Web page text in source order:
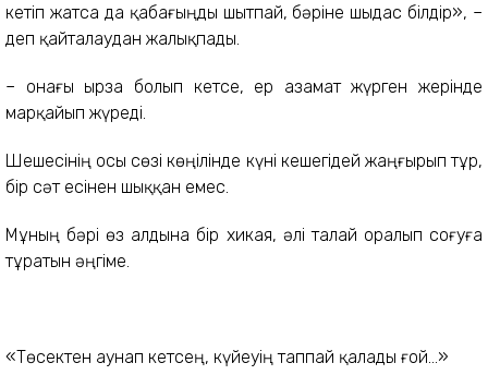
кетіп жатса да қабағыңды шытпай, бәріне шыдас білдір», –
деп қайталаудан жалықпады.
– Қонағы ырза болып кетсе, ер азамат жүрген жерінде
марқайып жүреді.
Шешесінің осы сөзі көңілінде күні кешегідей жаңғырып тұр,
бір сәт есінен шыққан емес.
Мұның бәрі өз алдына бір хикая, әлі талай оралып соғуға
тұратын әңгіме.
«Төсектен аунап кетсең, күйеуің таппай қалады ғой...»